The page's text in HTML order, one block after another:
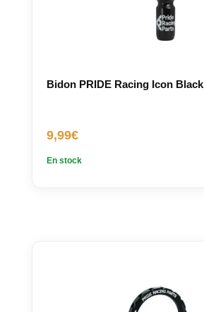
Bidon PRIDE Racing Icon Black
9,99€
En stock